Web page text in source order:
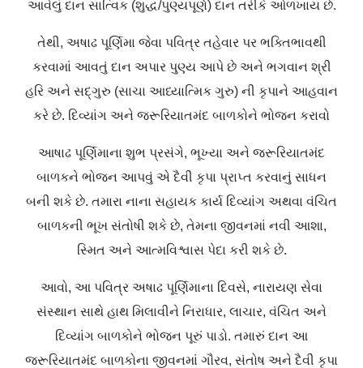
આવેલું દાન સાત્વિક (શુદ્ધ/પુણ્યપૂર્ણ) દાન તરીકે ઓળખાય છે.
તેથી, અષાઢ પૂર્ણિમા જેવા પવિત્ર તહેવાર પર ભક્તિભાવથી
કરવામાં આવતું દાન અપાર પુણ્ય આપે છે અને ભગવાન શ્રી
હરિ અને સદ્ગુરુ (સાચા આધ્યાત્મિક ગુરુ) ની કૃપાને આહવાન
કરે છે. દિવ્યાંગ અને જરૂરિયાતમંદ બાળકોને ભોજન કરાવો
આષાઢ પૂર્ણિમાના શુભ પ્રસંગે, ભૂખ્યા અને જરૂરિયાતમંદ
બાળકને ભોજન આપવું એ દૈવી કૃપા પ્રાપ્ત કરવાનું સાધન
બની શકે છે. તમારા નાના સહાયક કાર્ય દિવ્યાંગ અથવા વંચિત
બાળકની ભૂખ સંતોષી શકે છે, તેમના જીવનમાં નવી આશા,
સ્મિત અને આત્મવિશ્વાસ પેદા કરી શકે છે.
આવો, આ પવિત્ર અષાઢ પૂર્ણિમાના દિવસે, નારાયણ સેવા
સંસ્થાન સાથે હાથ મિલાવીને નિરાધાર, લાચાર, વંચિત અને
દિવ્યાંગ બાળકોને ભોજન પૂરું પાડો. તમારું દાન આ
જરૂરિયાતમંદ બાળકોના જીવનમાં ગૌરવ, સંતોષ અને દૈવી કૃપા